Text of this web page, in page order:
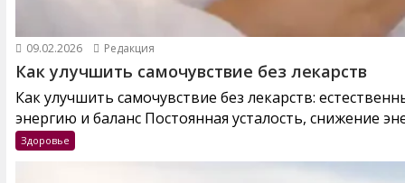
09.02.2026 Редакция
Как улучшить самочувствие без лекарств
Как улучшить самочувствие без лекарств:
энергию и баланс Постоянная усталость, снижение
Здоровье